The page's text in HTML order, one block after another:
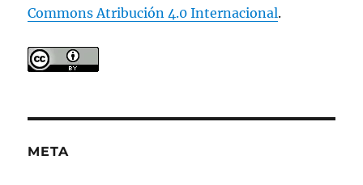
Commons Atribución 4.0 Internacional.
META